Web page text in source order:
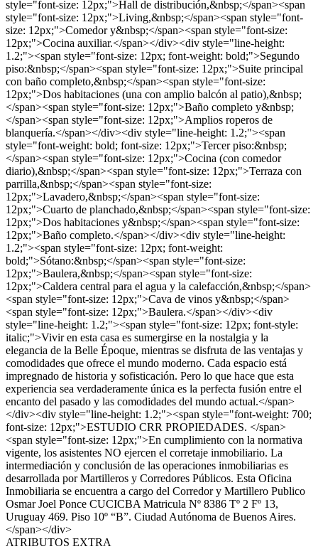
style="font-size: 12px;">Hall de distribución,&nbsp;</span><span
style="font-size: 12px;">Living,&nbsp;</span><span style="font-
size: 12px;">Comedor y&nbsp;</span><span style="font-size:
12px;">Cocina auxiliar.</span></div><div style="line-height:
1.2;"><span style="font-size: 12px; font-weight: bold;">Segundo
piso:&nbsp;</span><span style="font-size: 12px;">Suite principal
con baño completo,&nbsp;</span><span style="font-size:
12px;">Dos habitaciones (una con amplio balcón al patio),&nbsp;
</span><span style="font-size: 12px;">Baño completo y&nbsp;
</span><span style="font-size: 12px;">Amplios roperos de
blanquería.</span></div><div style="line-height: 1.2;"><span
style="font-weight: bold; font-size: 12px;">Tercer piso:&nbsp;
</span><span style="font-size: 12px;">Cocina (con comedor
diario),&nbsp;</span><span style="font-size: 12px;">Terraza con
parrilla,&nbsp;</span><span style="font-size:
12px;">Lavadero,&nbsp;</span><span style="font-size:
12px;">Cuarto de planchado,&nbsp;</span><span style="font-size:
12px;">Dos habitaciones y&nbsp;</span><span style="font-size:
12px;">Baño completo.</span></div><div style="line-height:
1.2;"><span style="font-size: 12px; font-weight:
bold;">Sótano:&nbsp;</span><span style="font-size:
12px;">Baulera,&nbsp;</span><span style="font-size:
12px;">Caldera central para el agua y la calefacción,&nbsp;</span>
<span style="font-size: 12px;">Cava de vinos y&nbsp;</span>
<span style="font-size: 12px;">Baulera.</span></div><div
style="line-height: 1.2;"><span style="font-size: 12px; font-style:
italic;">Vivir en esta casa es sumergirse en la nostalgia y la
elegancia de la Belle Époque, mientras se disfruta de las ventajas y
comodidades que ofrece el mundo moderno. Cada espacio está
impregnado de historia y sofisticación. Pero lo que hace que esta
experiencia sea verdaderamente única es la perfecta fusión entre el
encanto del pasado y las comodidades del mundo actual.</span>
</div><div style="line-height: 1.2;"><span style="font-weight: 700;
font-size: 12px;">ESTUDIO CRR PROPIEDADES. </span>
<span style="font-size: 12px;">En cumplimiento con la normativa
vigente, los asistentes NO ejercen el corretaje inmobiliario. La
intermediación y conclusión de las operaciones inmobiliarias es
desarrollada por Martilleros y Corredores Públicos. Esta Oficina
Inmobiliaria se encuentra a cargo del Corredor y Martillero Publico
Osmar Joel Ponce CUCICBA Matricula Nº 8386 Tº 2 Fº 13,
Uruguay 469. Piso 10º “B”. Ciudad Autónoma de Buenos Aires.
</span></div>
ATRIBUTOS EXTRA